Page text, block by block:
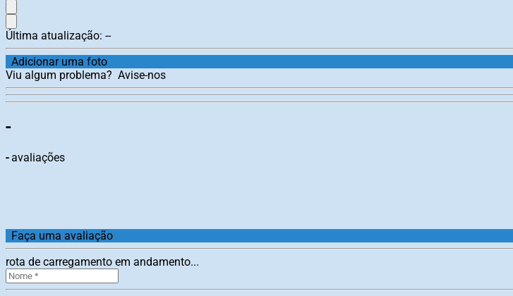
Última atualização: --
Adicionar uma foto
Viu algum problema? Avise-nos
-
-avaliações
Faça uma avaliação
rota de carregamento em andamento...